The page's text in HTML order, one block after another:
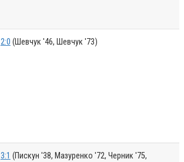
2:0 (Шевчук '46, Шевчук '73)
3:1 (Пискун '38, Мазуренко '72, Черник '75,